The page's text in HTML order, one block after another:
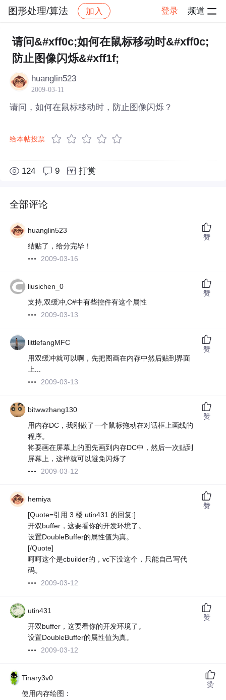
图形处理/算法 加入 登录 频道
社区 图形处理/算法 帖子详情
请问&#xff0c;如何在鼠标移动时&#xff0c;
防止图像闪烁&#xff1f;
huanglin523
2009-03-11
请问，如何在鼠标移动时，防止图像闪烁？
给本帖投票
124 9 打赏
全部评论
huanglin523
结贴了，给分完毕！
2009-03-16
赞
liusichen_0
支持,双缓冲,C#中有些控件有这个属性
2009-03-13
赞
littlefangMFC
用双缓冲就可以啊，先把图画在内存中然后贴到界面
上...
2009-03-13
赞
bitwwzhang130
用内存DC，我刚做了一个鼠标拖动在对话框上画线的
程序。
将要画在屏幕上的图先画到内存DC中，然后一次贴到
屏幕上，这样就可以避免闪烁了
2009-03-12
赞
hemiya
[Quote=引用 3 楼 utin431 的回复:]
开双buffer，这要看你的开发环境了。
设置DoubleBuffer的属性值为真。
[/Quote]
呵呵这个是cbuilder的，vc下没这个，只能自己写代
码。
2009-03-12
赞
utin431
开双buffer，这要看你的开发环境了。
设置DoubleBuffer的属性值为真。
2009-03-12
赞
Tinary3v0
使用内存绘图：
赞